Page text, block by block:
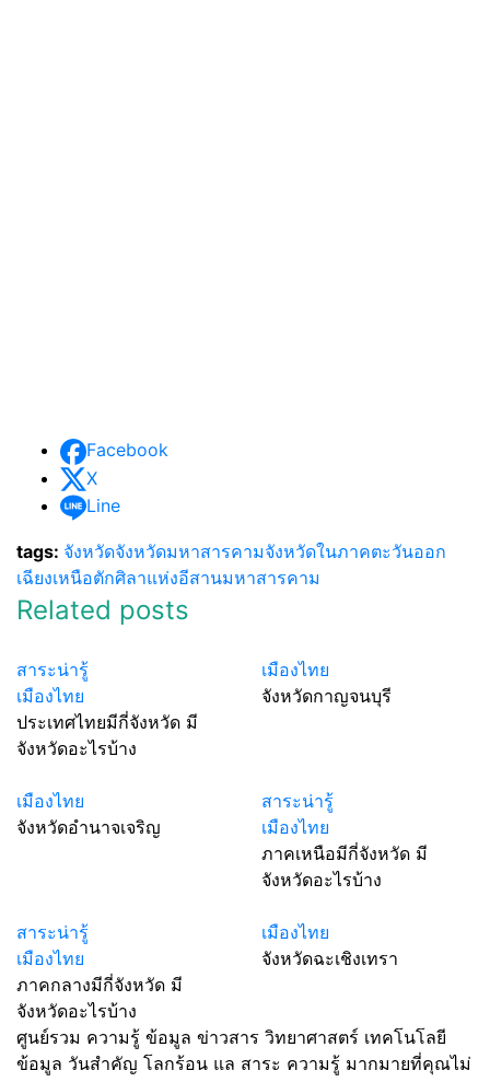
Facebook
X
Line
tags: จังหวัดจังหวัดมหาสารคามจังหวัดในภาคตะวันออก
เฉียงเหนือตักศิลาแห่งอีสานมหาสารคาม
Related posts
สาระน่ารู้
เมืองไทย
ประเทศไทยมีกี่จังหวัด มี
จังหวัดอะไรบ้าง
เมืองไทย
จังหวัดกาญจนบุรี
เมืองไทย
จังหวัดอำนาจเจริญ
สาระน่ารู้
เมืองไทย
ภาคเหนือมีกี่จังหวัด มี
จังหวัดอะไรบ้าง
สาระน่ารู้
เมืองไทย
ภาคกลางมีกี่จังหวัด มี
จังหวัดอะไรบ้าง
เมืองไทย
จังหวัดฉะเชิงเทรา
ศูนย์รวม ความรู้ ข้อมูล ข่าวสาร วิทยาศาสตร์ เทคโนโลยี
ข้อมูล วันสำคัญ โลกร้อน แล สาระ ความรู้ มากมายที่คุณไม่